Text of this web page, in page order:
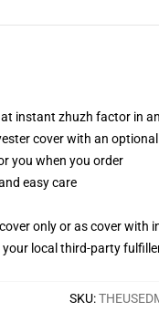
instant zhuzh factor in
cover with an
you when you order
easy care
only or as cover with
local third-party
SKU: